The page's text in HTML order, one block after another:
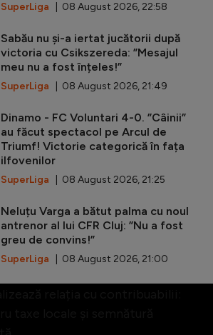
SuperLiga | 08 August 2026, 22:58
Sabău nu și-a iertat jucătorii după
victoria cu Csikszereda: ”Mesajul
meu nu a fost înțeles!”
SuperLiga | 08 August 2026, 21:49
Dinamo - FC Voluntari 4-0. ”Câinii”
au făcut spectacol pe Arcul de
Triumf! Victorie categorică în fața
ilfovenilor
SuperLiga | 08 August 2026, 21:25
Neluțu Varga a bătut palma cu noul
antrenor al lui CFR Cluj: ”Nu a fost
greu de convins!”
SuperLiga | 08 August 2026, 21:00